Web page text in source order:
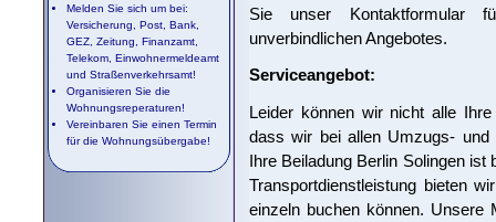
Sie unser Kontaktformular
unverbindlichen Angebotes.
Serviceangebot:
Leider können wir nicht alle
dass wir bei allen Umzugs- und
Ihre Beiladung Berlin Solingen
Transportdienstleistung bieten
einzeln buchen können. Unsere
Melden Sie sich um bei:
Versicherung, Post, Bank,
GEZ, Zeitung, Finanzamt,
Telekom, Einwohnermeldeamt
und Straßenverkehrsamt!
Organisieren Sie die
Wohnungsreperaturen!
Vereinbaren Sie einen Termin
für die Wohnungsübergabe!